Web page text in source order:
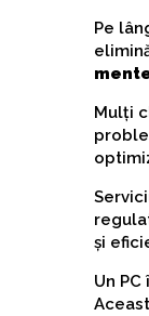
Pe
Mulți
și
Un